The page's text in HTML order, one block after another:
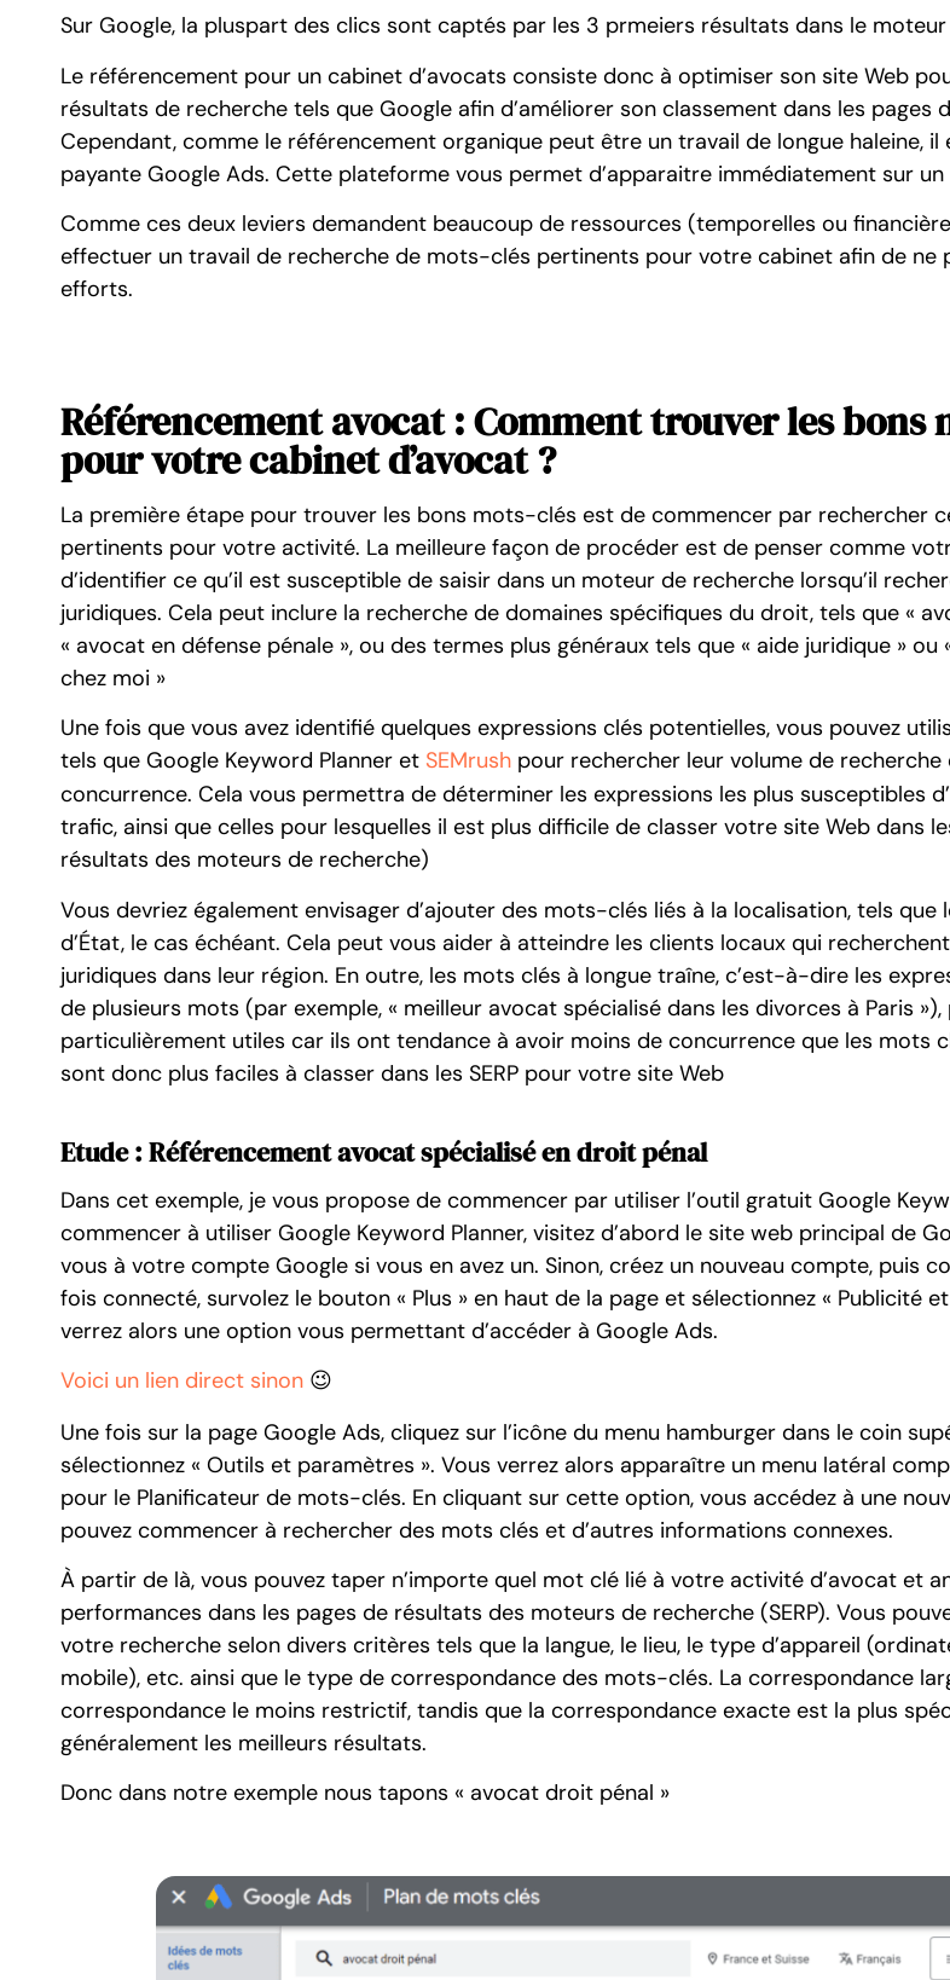
Sur Google, la pluspart des clics sont captés par les 3 prmeiers résultats dans le
Le référencement pour un cabinet d’avocats consiste donc à optimiser son site Web
résultats de recherche tels que Google afin d’améliorer son classement dans les pages
Cependant, comme le référencement organique peut être un travail de longue haleine, il
payante Google Ads. Cette plateforme vous permet d’apparaitre immédiatement sur
Comme ces deux leviers demandent beaucoup de ressources (temporelles ou
effectuer un travail de recherche de mots-clés pertinents pour votre cabinet afin de ne
efforts.
Référencement avocat : Comment trouver les bons
pour votre cabinet d’avocat ?
La première étape pour trouver les bons mots-clés est de commencer par rechercher
pertinents pour votre activité. La meilleure façon de procéder est de penser comme
d’identifier ce qu’il est susceptible de saisir dans un moteur de recherche lorsqu’il
juridiques. Cela peut inclure la recherche de domaines spécifiques du droit, tels que «
« avocat en défense pénale », ou des termes plus généraux tels que « aide juridique » ou
chez moi »
Une fois que vous avez identifié quelques expressions clés potentielles, vous pouvez
tels que Google Keyword Planner et SEMrush pour rechercher leur volume de
concurrence. Cela vous permettra de déterminer les expressions les plus susceptibles
trafic, ainsi que celles pour lesquelles il est plus difficile de classer votre site Web dans
résultats des moteurs de recherche)
Vous devriez également envisager d’ajouter des mots-clés liés à la localisation, tels que
d’État, le cas échéant. Cela peut vous aider à atteindre les clients locaux qui
juridiques dans leur région. En outre, les mots clés à longue traîne, c’est-à-dire les
de plusieurs mots (par exemple, « meilleur avocat spécialisé dans les divorces à Paris »),
particulièrement utiles car ils ont tendance à avoir moins de concurrence que les mots
sont donc plus faciles à classer dans les SERP pour votre site Web
Etude : Référencement avocat spécialisé en droit pénal
Dans cet exemple, je vous propose de commencer par utiliser l’outil gratuit Google
commencer à utiliser Google Keyword Planner, visitez d’abord le site web principal de
vous à votre compte Google si vous en avez un. Sinon, créez un nouveau compte, puis
fois connecté, survolez le bouton « Plus » en haut de la page et sélectionnez « Publicité
verrez alors une option vous permettant d’accéder à Google Ads.
Voici un lien direct sinon 😉
Une fois sur la page Google Ads, cliquez sur l’icône du menu hamburger dans le coin
sélectionnez « Outils et paramètres ». Vous verrez alors apparaître un menu latéral
pour le Planificateur de mots-clés. En cliquant sur cette option, vous accédez à une
pouvez commencer à rechercher des mots clés et d’autres informations connexes.
À partir de là, vous pouvez taper n’importe quel mot clé lié à votre activité d’avocat et
performances dans les pages de résultats des moteurs de recherche (SERP). Vous
votre recherche selon divers critères tels que la langue, le lieu, le type d’appareil
mobile), etc. ainsi que le type de correspondance des mots-clés. La correspondance
correspondance le moins restrictif, tandis que la correspondance exacte est la plus
généralement les meilleurs résultats.
Donc dans notre exemple nous tapons « avocat droit pénal »